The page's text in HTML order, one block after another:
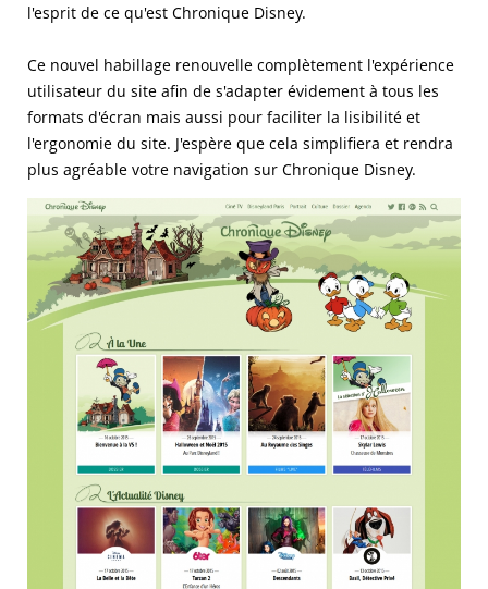
l'esprit de ce qu'est Chronique Disney.
Ce nouvel habillage renouvelle complètement l'expérience
utilisateur du site afin de s'adapter évidement à tous les
formats d'écran mais aussi pour faciliter la lisibilité et
l'ergonomie du site. J'espère que cela simplifiera et rendra
plus agréable votre navigation sur Chronique Disney.